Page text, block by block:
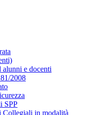
e docenti
2008
SPP
Collegiali in modalità